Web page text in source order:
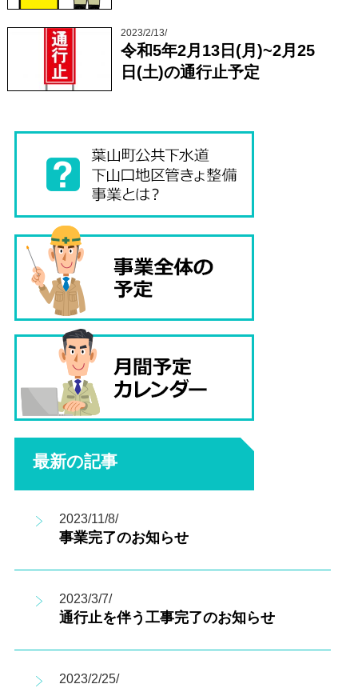
2023/2/13/
令和5年2月13日(月)~2月25
日(土)の通行止予定
最新の記事
2023/11/8/
事業完了のお知らせ
2023/3/7/
通行止を伴う工事完了のお知らせ
2023/2/25/